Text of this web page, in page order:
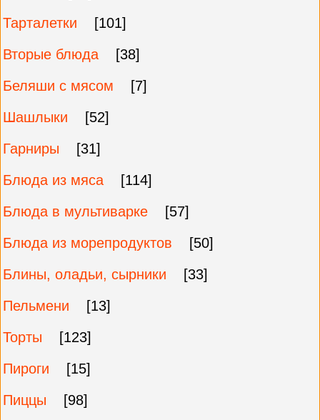
Тарталетки
[101]
Вторые блюда
[38]
Беляши с мясом
[7]
Шашлыки
[52]
Гарниры
[31]
Блюда из мяса
[114]
Блюда в мультиварке
[57]
Блюда из морепродуктов
[50]
Блины, оладьи, сырники
[33]
Пельмени
[13]
Торты
[123]
Пироги
[15]
Пиццы
[98]